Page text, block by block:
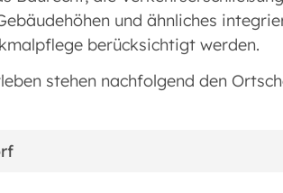
und ähnliches
berücksichtigt werden.
stehen nachfolgend den